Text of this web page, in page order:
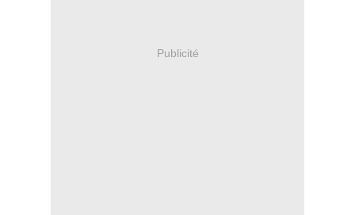
Publicité